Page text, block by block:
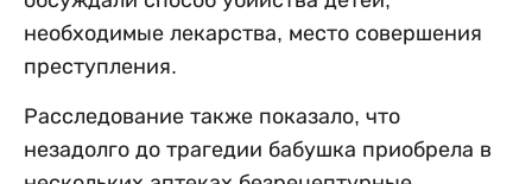
необходимые лекарства, место совершения
преступления.
Расследование также показало, что
незадолго до трагедии бабушка приобрела в